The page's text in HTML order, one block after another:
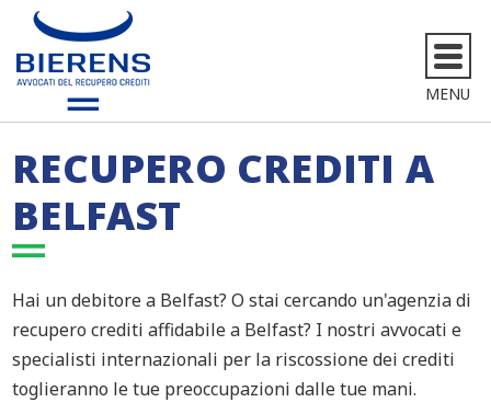
MENU
RECUPERO CREDITI A
BELFAST
Hai un debitore a Belfast? O stai cercando un'agenzia di
recupero crediti affidabile a Belfast? I nostri avvocati e
specialisti internazionali per la riscossione dei crediti
toglieranno le tue preoccupazioni dalle tue mani.